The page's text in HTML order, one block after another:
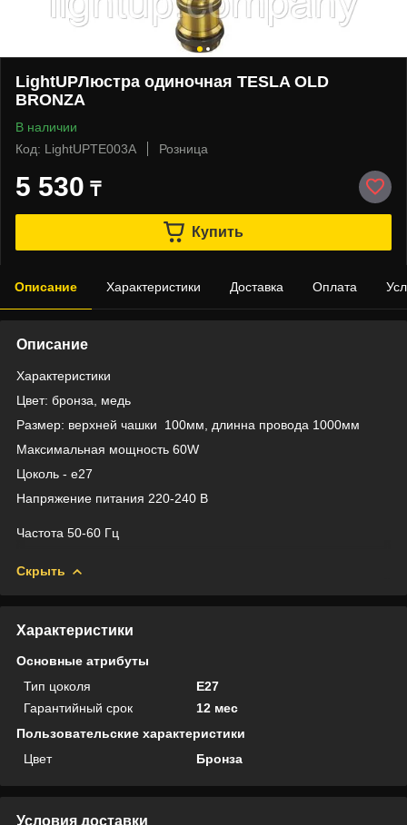
LightUPЛюстра одиночная TESLA OLD
BRONZA
В наличии
Код: LightUPTE003A
Розница
5 530 ₸
Купить
Описание Характеристики Доставка Оплата
Описание
Характеристики
Цвет: бронза, медь
Размер: верхней чашки 100мм, длинна провода 1000мм
Максимальная мощность 60W
Цоколь - e27
Напряжение питания 220-240 В
Частота 50-60 Гц
Скрыть
Характеристики
Основные атрибуты
Тип цоколя
E27
Гарантийный срок
12 мес
Пользовательские характеристики
Цвет
Бронза
Условия доставки